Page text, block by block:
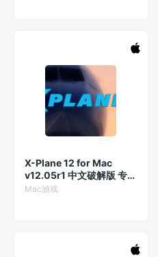
X-Plane 12 for Mac
v12.05r1 中文破解版 专业
飞行模拟器
Mac游戏